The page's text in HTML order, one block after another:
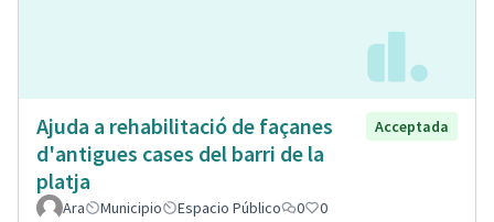
Ajuda a rehabilitació de façanes
d'antigues cases del barri de la
platja
Acceptada
Ara Municipio Espacio Público 0 0